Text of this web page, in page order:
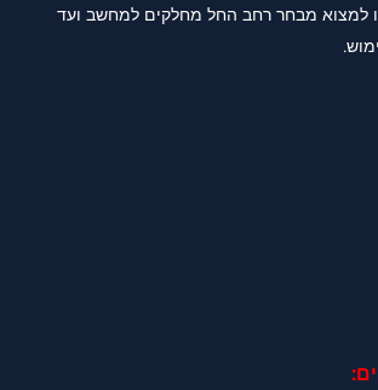
למצוא מבחר רחב החל מחלקים למחשב ועד